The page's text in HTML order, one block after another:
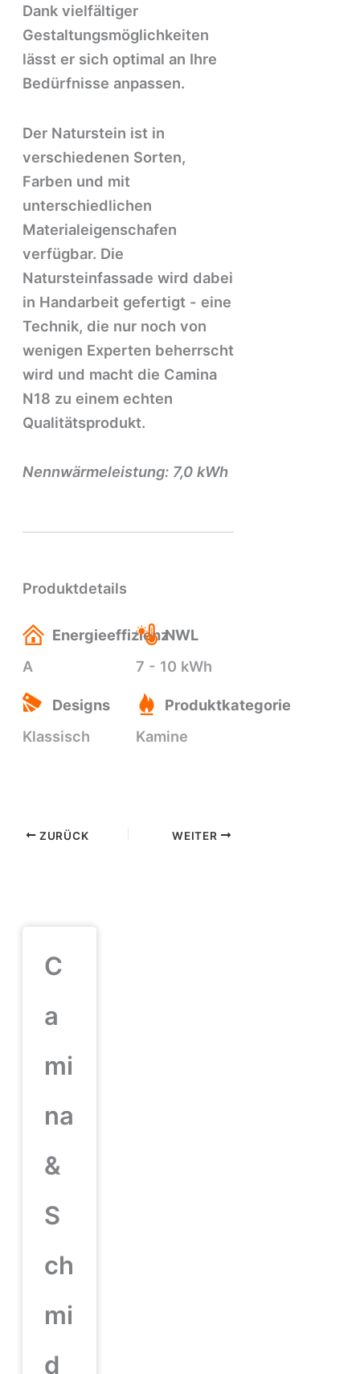
Dank vielfältiger
Gestaltungsmöglichkeiten
lässt er sich optimal an Ihre
Bedürfnisse anpassen.
Der Naturstein ist in
verschiedenen Sorten,
Farben und mit
unterschiedlichen
Materialeigenschafen
verfügbar. Die
Natursteinfassade wird dabei
in Handarbeit gefertigt - eine
Technik, die nur noch von
wenigen Experten beherrscht
wird und macht die Camina
N18 zu einem echten
Qualitätsprodukt.
Nennwärmeleistung: 7,0 kWh
Produktdetails
Energieeffizienz
A
NWL
7 - 10 kWh
Designs
Klassisch
Produktkategorie
Kamine
ZURÜCK WEITER
C
a
mi
na
&
S
ch
mi
d